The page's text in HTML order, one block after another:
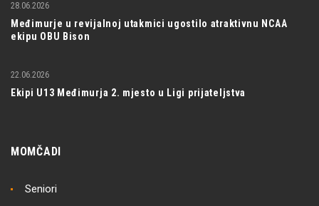
Međimurje u revijalnoj utakmici ugostilo atraktivnu NCAA
ekipu OBU Bison
28.06.2026
Ekipi U13 Međimurja 2. mjesto u Ligi prijateljstva
22.06.2026
MOMČADI
Seniori